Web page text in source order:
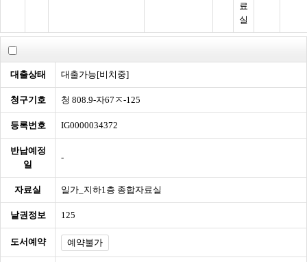
료
실
대출상태 대출가능[비치중]
청구기호 청 808.9-자67ㅈ-125
등록번호 IG0000034372
반납예정
일
-
자료실 일가_지하1층 종합자료실
낱권정보 125
도서예약 예약불가